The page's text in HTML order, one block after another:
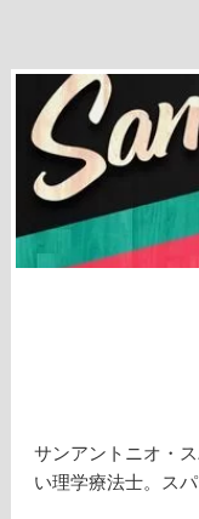
サンアントニオ・
い理学療法士。ス